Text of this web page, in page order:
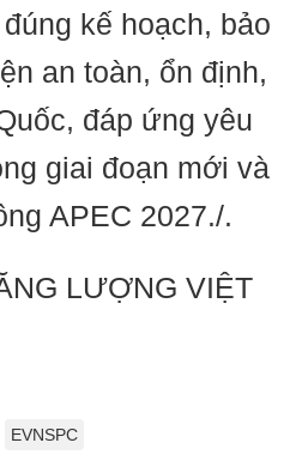
kế hoạch, bảo
an toàn, ổn định,
đáp ứng yêu
giai đoạn mới và
APEC 2027./.
LƯỢNG VIỆT
EVNSPC